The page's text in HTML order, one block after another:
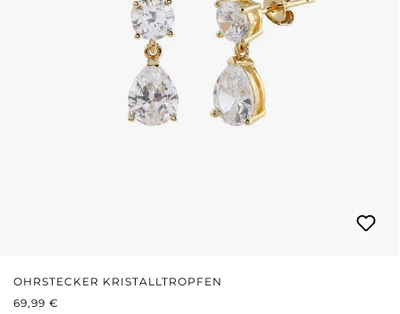
OHRSTECKER KRISTALLTROPFEN
REGULÄRER PREIS:
69,99 €